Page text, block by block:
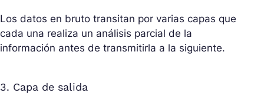
Los datos en bruto transitan por varias capas que
cada una realiza un análisis parcial de la
información antes de transmitirla a la siguiente.
3. Capa de salida